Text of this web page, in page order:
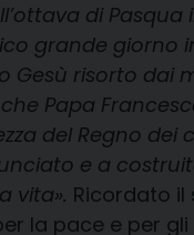
di Pasqua
grande giorno
Gesù risorto dai
Papa
del Regno dei
e a
vita». Ricordato il
la pace e per gli